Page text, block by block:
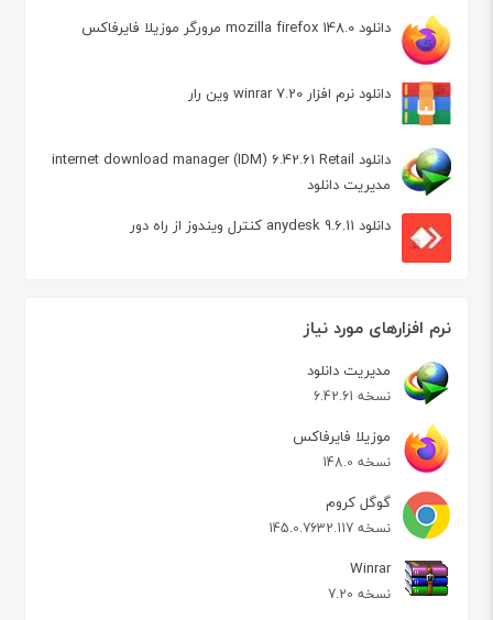
دانلود mozilla firefox 148.0 مرورگر موزیلا فایرفاکس
دانلود نرم افزار winrar 7.20 وین رار
دانلود internet download manager (IDM) 6.42.61 Retail
مدیریت دانلود
دانلود anydesk 9.6.11 کنترل ویندوز از راه دور
نرم افزارهای مورد نیاز
مدیریت دانلود
نسخه 6.42.61
موزیلا فایرفاکس
نسخه 148.0
گوگل کروم
نسخه 145.0.7632.117
Winrar
نسخه 7.20